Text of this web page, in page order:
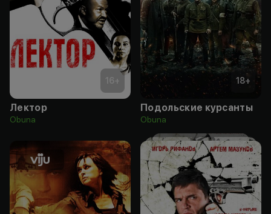
16+
Лектор
Obuna
18+
Подольские курсанты
Obuna